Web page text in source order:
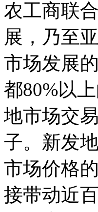
农工商联
展，乃至
市场发展
都80%以
地市场交
子。新发
市场价格
接带动近